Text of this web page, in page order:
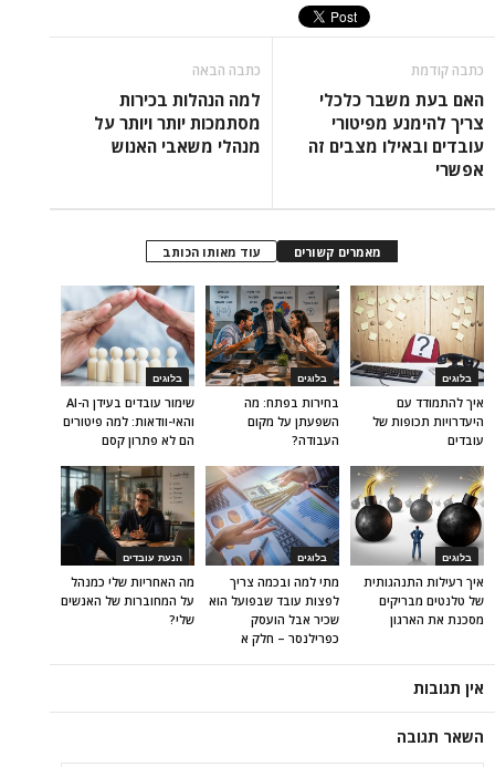
כתבה קודמת
האם בעת משבר כלכלי
צריך להימנע מפיטורי
עובדים ובאילו מצבים זה
אפשרי
כתבה הבאה
למה הנהלות בכירות
מסתמכות יותר ויותר על
מנהלי משאבי האנוש
מאמרים קשורים עוד מאותו הכותב
בלוגים
שימור עובדים בעידן ה-AI
והאי-וודאות: למה פיטורים
הם לא פתרון קסם
בלוגים
בחירות בפתח: מה
השפעתן על מקום
העבודה?
בלוגים
איך להתמודד עם
היעדרויות תכופות של
עובדים
הנעת עובדים
מה האחריות שלי כמנהל
על המחוברות של האנשים
שלי?
בלוגים
מתי למה ובכמה צריך
לפצות עובד שבפועל הוא
שכיר אבל הועסק
כפרילנסר – חלק א
בלוגים
איך רעילות התנהגותית
של טלנטים מבריקים
מסכנת את הארגון
אין תגובות
השאר תגובה